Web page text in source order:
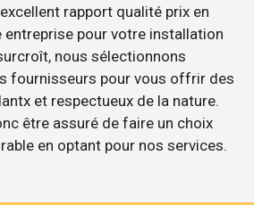
rapport qualité prix en
pour votre installation
nous sélectionnons
fournisseurs pour vous offrir des
et respectueux de la nature.
être assuré de faire un choix
en optant pour nos services.